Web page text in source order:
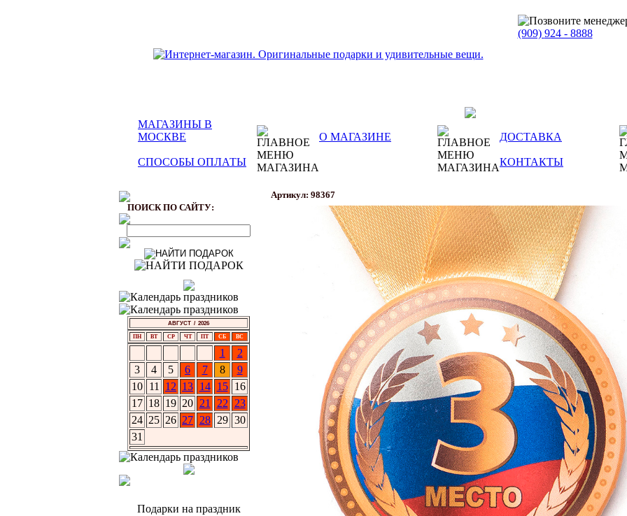
(909) 924 - 8888
МАГАЗИНЫ В
МОСКВЕ
О МАГАЗИНЕ ДОСТАВКА
СПОСОБЫ ОПЛАТЫ КОНТАКТЫ
ПОИСК ПО САЙТУ:
АВГУСТ / 2026
ПН ВТ СР ЧТ ПТ СБ ВС
1
2
3
4 5 6 7 8
9
10 11 12 13 14 15
16
17 18 19 20 21 22
23
24 25 26 27 28 29 30
31
Подарки на праздник
Артикул: 98367